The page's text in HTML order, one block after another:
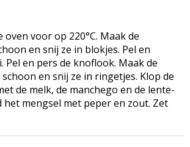
oven voor op 220°C. Maak de
en snij ze in blokjes. Pel en
Pel en pers de knoflook. Maak de
en snij ze in ringetjes. Klop de
de melk, de manchego en de lente-
het mengsel met peper en zout. Zet